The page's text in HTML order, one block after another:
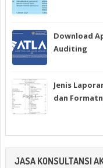
Download
Auditing
Jenis
dan
JASA KONSULTANSI